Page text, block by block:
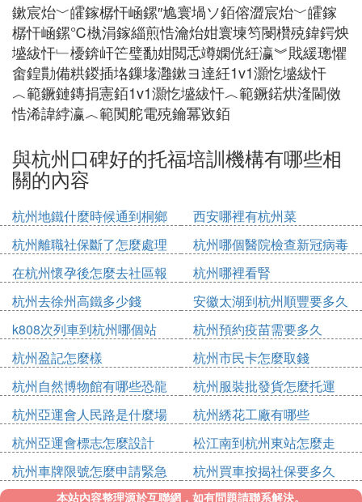
鏉宸炲﹀皬鎵樼忓崡鏍″尯寰堝ソ銆傛澀宸炲﹀皬鎵
樼忓崡鏍℃槸涓鎵緇煎悎瀹炲姏寰堜笉閿欑殑鍏鍔炴
墭紱忓﹂櫌錛屽笀璧勫姏閲忎竴嫻侊紝瀛︾戝緩璁懼
畬鍠勩備粠鍐插垎鏁堟灉鏉ヨ達紝1v1灝忔墭紱忓
︿範鐝鏈鏄捐憲銆1v1灝忔墭紱忓︿範鐝鍩烘湰閫傚
悎浠諱綍瀛︿範闃舵電殑鑰冪敓銆
與杭州口碑好的托福培訓機構有哪些相
關的內容
杭州地鐵什麼時候通到桐鄉
西安哪裡有杭州菜
杭州離職社保斷了怎麼處理
杭州哪個醫院檢查新冠病毒
在杭州懷孕後怎麼去社區報
備
杭州哪裡看腎
杭州去徐州高鐵多少錢
安徽太湖到杭州順豐要多久
k808次列車到杭州哪個站
杭州預約疫苗需要多久
杭州盈記怎麼樣
杭州市民卡怎麼取錢
杭州自然博物館有哪些恐龍
杭州服裝批發貨怎麼托運
杭州亞運會人民路是什麼場
館
杭州綉花工廠有哪些
杭州亞運會標志怎麼設計
松江南到杭州東站怎麼走
杭州車牌限號怎麼申請緊急
出行
杭州買車按揭社保要多久
本站內容整理源於互聯網，如有問題請聯系解決。